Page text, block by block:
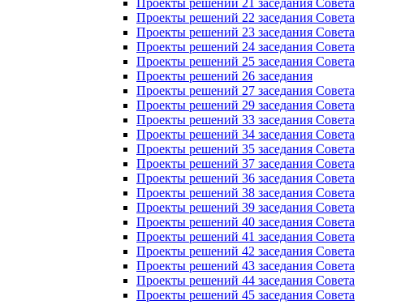
Проекты решений 21 заседания Совета
Проекты решений 22 заседания Совета
Проекты решений 23 заседания Совета
Проекты решений 24 заседания Совета
Проекты решений 25 заседания Совета
Проекты решений 26 заседания
Проекты решений 27 заседания Совета
Проекты решений 29 заседания Совета
Проекты решений 33 заседания Совета
Проекты решений 34 заседания Совета
Проекты решений 35 заседания Совета
Проекты решений 37 заседания Совета
Проекты решений 36 заседания Совета
Проекты решений 38 заседания Совета
Проекты решений 39 заседания Совета
Проекты решений 40 заседания Совета
Проекты решений 41 заседания Совета
Проекты решений 42 заседания Совета
Проекты решений 43 заседания Совета
Проекты решений 44 заседания Совета
Проекты решений 45 заседания Совета